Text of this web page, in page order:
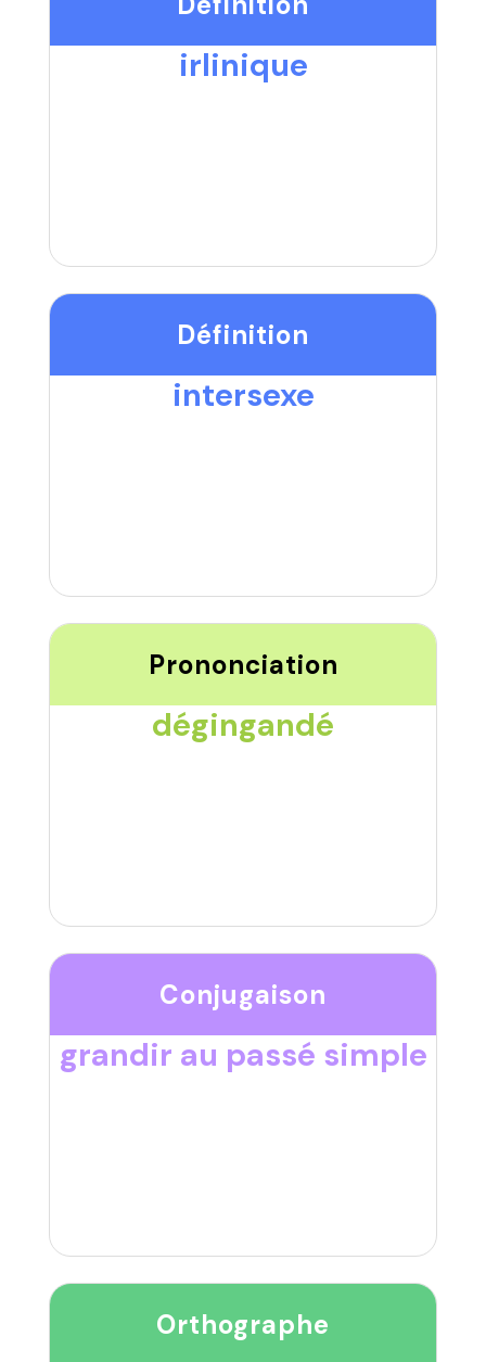
irlinique
Définition
intersexe
Prononciation
dégingandé
Conjugaison
grandir au passé simple
Orthographe